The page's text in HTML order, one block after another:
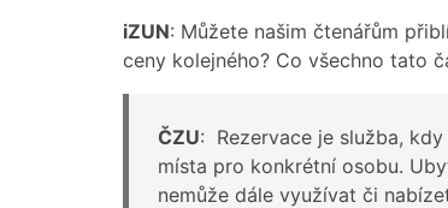
iZUN: Můžete našim čtenářům
ceny kolejného? Co všechno tato
ČZU: Rezervace je služba,
místa pro konkrétní osobu.
nemůže dále využívat či